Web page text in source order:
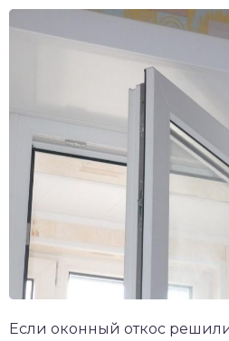
Если оконный откос